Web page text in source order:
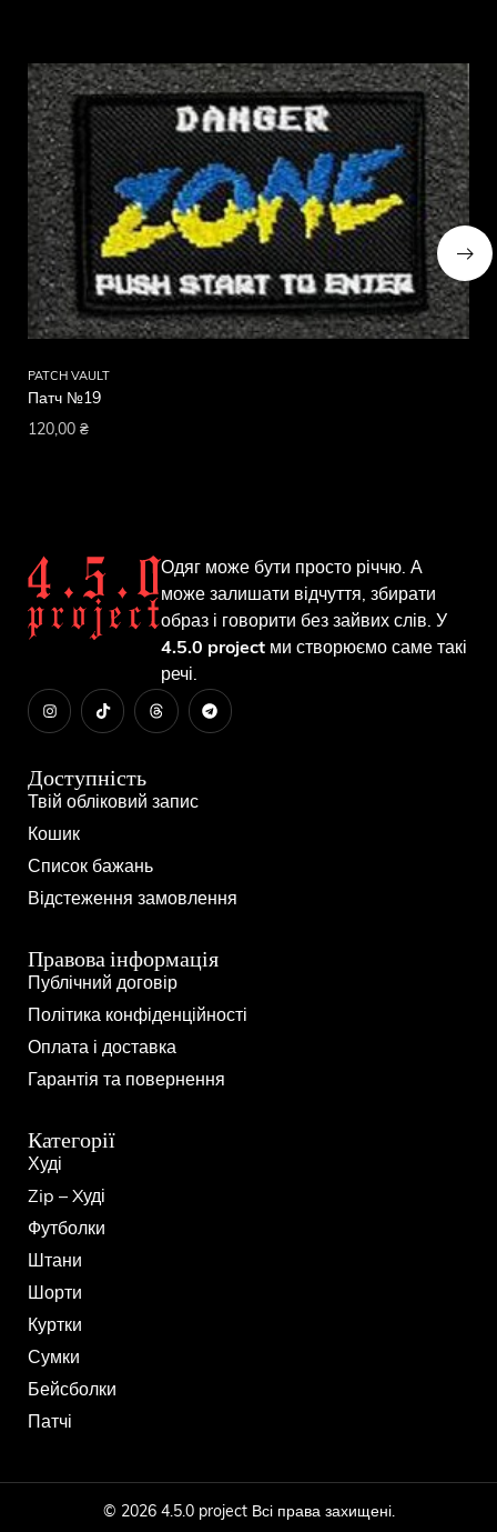
PATCH VAULT
Патч №19
120,00 ₴
Одяг може бути просто річчю. А
може залишати відчуття, збирати
образ і говорити без зайвих слів. У
4.5.0 project ми створюємо саме такі
речі.
Доступність
Твій обліковий запис
Кошик
Список бажань
Відстеження замовлення
Правова інформація
Публічний договір
Політика конфіденційності
Оплата і доставка
Гарантія та повернення
Категорії
Худі
Zip – Xуді
Футболки
Штани
Шорти
Куртки
Сумки
Бейсболки
Патчі
© 2026 4.5.0 project Всі права захищені.